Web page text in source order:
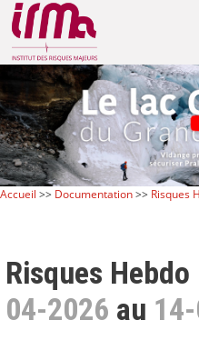
Accueil >> Documentation>> Risques
Risques
04-2026 au